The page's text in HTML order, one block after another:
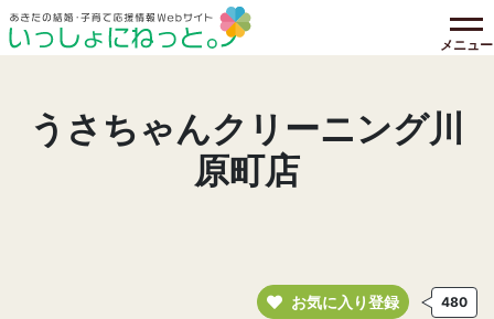
メニュー
うさちゃんクリーニング川
原町店
お気に入り登録 480